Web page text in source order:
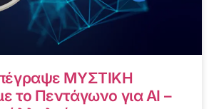
ΜΥΣΤΙΚΗ
το Πεντάγωνο για AI –